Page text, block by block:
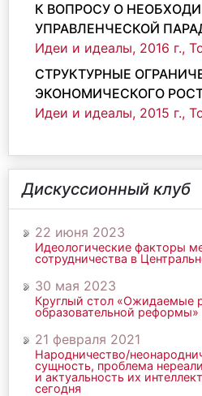
К ВОПРОСУ О
УПРАВЛЕНЧЕСКОЙ
Идеи и идеалы, 2016 г.,
СТРУКТУРНЫЕ
ЭКОНОМИЧЕСКОГО
Идеи и идеалы, 2015 г.,
Дискуссионный клуб
22 июня 2023
Идеологические факторы
сотрудничества в
30 мая 2023
Круглый стол «Ожидаемые
образовательной реформы»
21 февраля 2021
Народничество/
сущность, проблема
и актуальность их
сегодня